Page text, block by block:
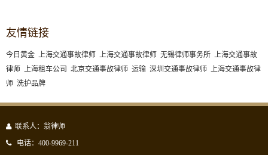
友情链接
今日黄金 上海交通事故律师 上海交通事故律师 无锡律师事务所 上海交通事故
律师 上海租车公司 北京交通事故律师 运输 深圳交通事故律师 上海交通事故律
师 洗护品牌
联系人：翁律师
电话：400-9969-211